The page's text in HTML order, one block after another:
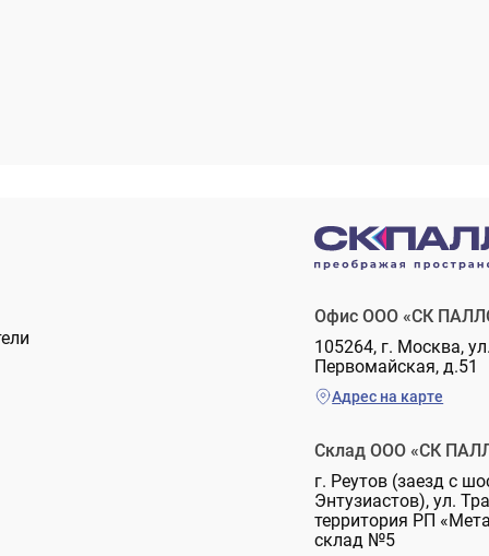
Офис ООО «СК
105264, г. Москва,
Первомайская, д.51
Адрес на карте
Склад ООО «СК
г. Реутов (заезд с
Энтузиастов), ул.
территория РП
склад №5